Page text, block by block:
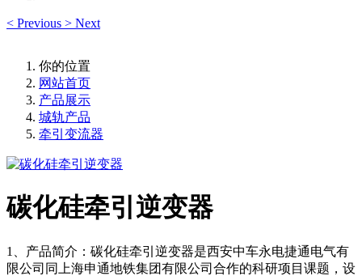
< Previous > Next
你的位置
网站首页
产品展示
城轨产品
牵引变流器
碳化硅牵引逆变器
1、产品简介：碳化硅牵引逆变器是西安中车永电捷通电气有
限公司同上海申通地铁集团有限公司合作的科研项目课题，设